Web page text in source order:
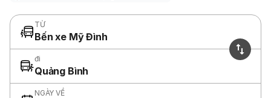
TỪ
Bến xe Mỹ Đình
đi
Quảng Bình
NGÀY VỀ